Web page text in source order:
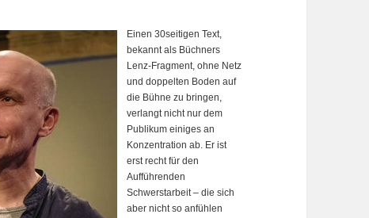
Einen 30seitigen Text,
bekannt als Büchners
Lenz-Fragment, ohne Netz
und doppelten Boden auf
die Bühne zu bringen,
verlangt nicht nur dem
Publikum einiges an
Konzentration ab. Er ist
erst recht für den
Aufführenden
Schwerstarbeit – die sich
aber nicht so anfühlen